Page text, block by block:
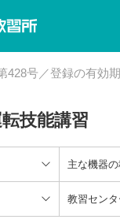
428号／登録の有効
技能講習
主な機器
教習センタ